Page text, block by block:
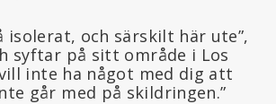
isolerat, och särskilt här ute”,
syftar på sitt område i Los
vill inte ha något med dig att
går med på skildringen.”